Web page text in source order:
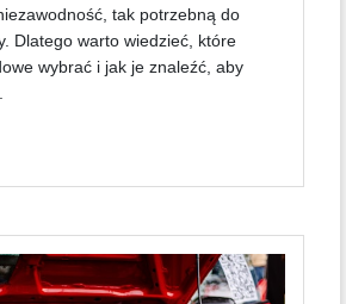
tak potrzebną do
Dlatego warto wiedzieć, które
wybrać i jak je znaleźć, aby